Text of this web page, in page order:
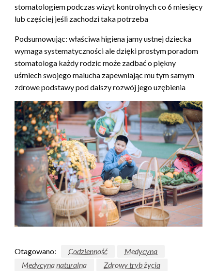
stomatologiem podczas wizyt kontrolnych co 6 miesięcy
lub częściej jeśli zachodzi taka potrzeba
Podsumowując: właściwa higiena jamy ustnej dziecka
wymaga systematyczności ale dzięki prostym poradom
stomatologa każdy rodzic może zadbać o piękny
uśmiech swojego malucha zapewniając mu tym samym
zdrowe podstawy pod dalszy rozwój jego uzębienia
Otagowano: Codzienność
Medycyna
Medycyna naturalna
Zdrowy tryb życia